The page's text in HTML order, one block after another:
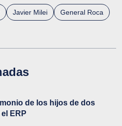
Javier Milei General Roca
de los hijos de dos
ERP